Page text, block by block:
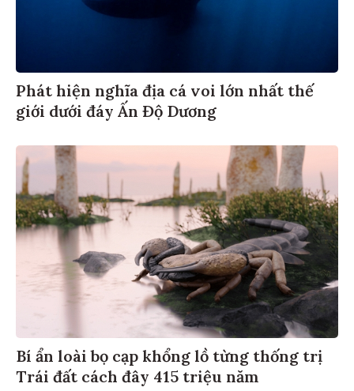
Phát hiện nghĩa địa cá voi lớn nhất thế
giới dưới đáy Ấn Độ Dương
Bí ẩn loài bọ cạp khổng lồ từng thống trị
Trái đất cách đây 415 triệu năm